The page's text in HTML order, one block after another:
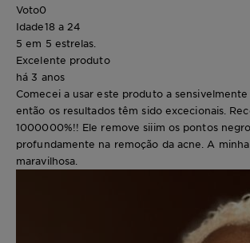
Voto0
Idade18 a 24
5 em 5 estrelas.
Excelente produto
há 3 anos
Comecei a usar este produto a sensivelmente
então os resultados têm sido excecionais.
1000000%!! Ele remove siiim os pontos
profundamente na remoção da acne. A
maravilhosa.